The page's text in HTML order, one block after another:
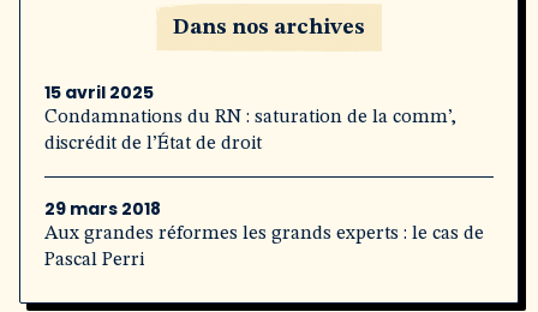
Dans nos archives
15 avril 2025
Condamnations du RN : saturation de la comm’,
discrédit de l’État de droit
29 mars 2018
Aux grandes réformes les grands experts : le cas de
Pascal Perri